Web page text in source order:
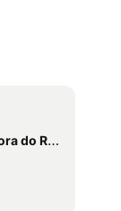
de Fátima